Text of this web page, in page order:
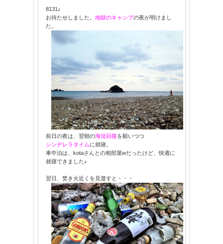
8131♪
お待たせしました。 地獄のキャンプの夜が明けまし
た。
前日の夜は、翌朝の海況回復を願いつつ
シンデレラタイムに就寝。
車中泊は、kotaさんとの相部屋wだったけど、快適に
就寝できました♪
翌日、焚き火近くを見渡すと・・・